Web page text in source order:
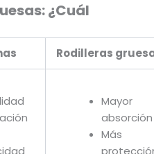
¿Cuál
Rodilleras
Mayor
Más